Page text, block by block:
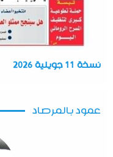
نسخة 11 جويلية 2026
عمود بالمرصاد